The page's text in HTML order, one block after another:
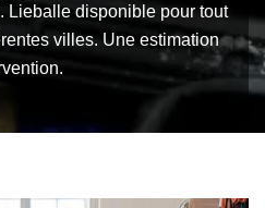
Lieballe disponible pour tout
villes. Une estimation